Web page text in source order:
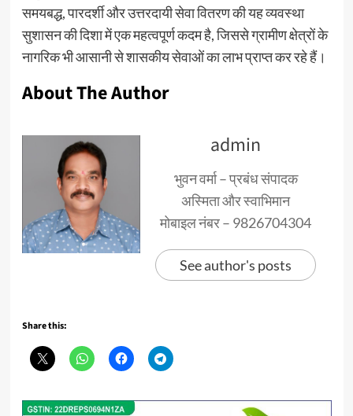
समयबद्ध, पारदर्शी और उत्तरदायी सेवा वितरण की यह व्यवस्था
सुशासन की दिशा में एक महत्वपूर्ण कदम है, जिससे ग्रामीण क्षेत्रों के
नागरिक भी आसानी से शासकीय सेवाओं का लाभ प्राप्त कर रहे हैं।
About The Author
admin
भुवन वर्मा – प्रबंध संपादक
अस्मिता और स्वाभिमान
मोबाइल नंबर – 9826704304
See author's posts
Share this: